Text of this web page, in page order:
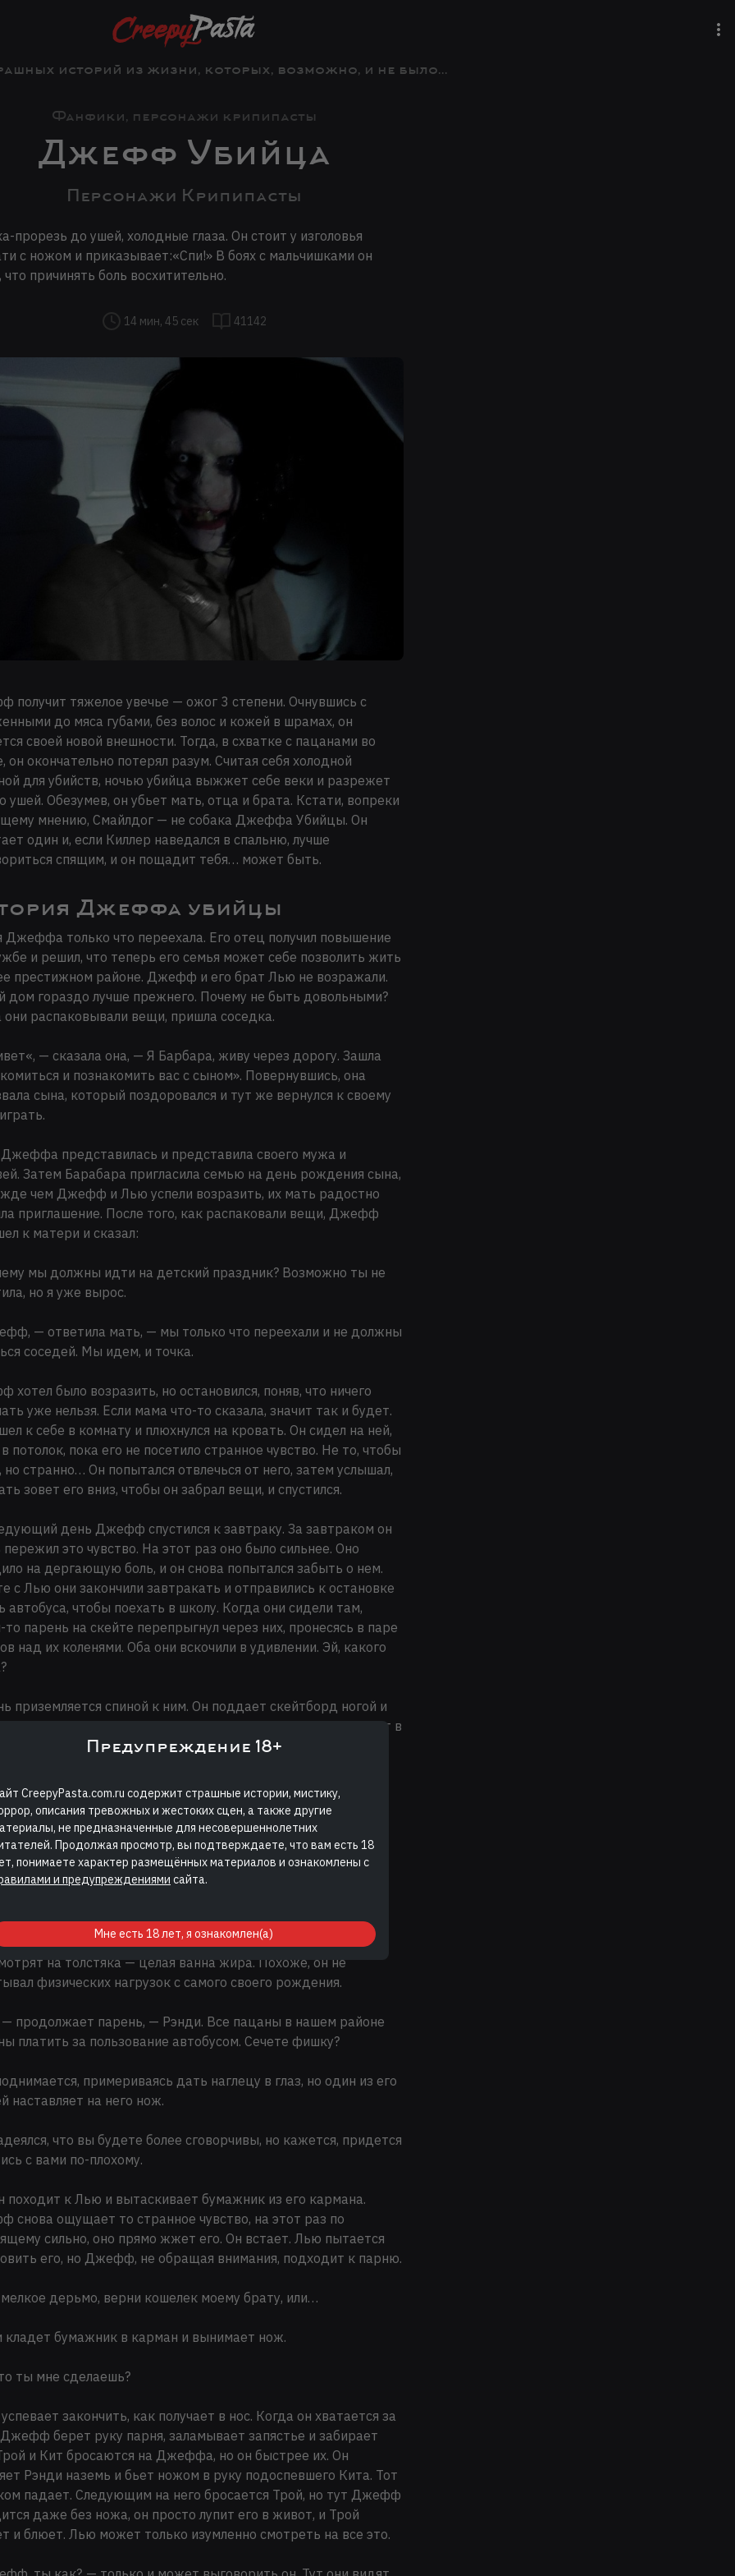
историй из жизни, которых, возможно, и не было...
Фанфики, персонажи крипипасты
Джефф Убийца
Персонажи Крипипасты
прорезь до ушей, холодные глаза. Он стоит у изголовья
с ножом и приказывает:«Спи!» В боях с мальчишками он
что причинять боль восхитительно.
14 мин, 45 сек 41142
получит тяжелое увечье — ожог 3 степени. Очнувшись с
до мяса губами, без волос и кожей в шрамах, он
своей новой внешности. Тогда, в схватке с пацанами во
он окончательно потерял разум. Считая себя холодной
для убийств, ночью убийца выжжет себе веки и разрежет
ушей. Обезумев, он убьет мать, отца и брата. Кстати, вопреки
мнению, Смайлдог — не собака Джеффа Убийцы. Он
один и, если Киллер наведался в спальню, лучше
спящим, и он пощадит тебя… может быть.
Джеффа убийцы
Джеффа только что переехала. Его отец получил повышение
и решил, что теперь его семья может себе позволить жить
престижном районе. Джефф и его брат Лью не возражали.
дом гораздо лучше прежнего. Почему не быть довольными?
они распаковывали вещи, пришла соседка.
— сказала она, — Я Барбара, живу через дорогу. Зашла
и познакомить вас с сыном». Повернувшись, она
сына, который поздоровался и тут же вернулся к своему
представилась и представила своего мужа и
Затем Барабара пригласила семью на день рождения сына,
чем Джефф и Лью успели возразить, их мать радостно
приглашение. После того, как распаковали вещи, Джефф
к матери и сказал:
мы должны идти на детский праздник? Возможно ты не
но я уже вырос.
— ответила мать, — мы только что переехали и не должны
соседей. Мы идем, и точка.
хотел было возразить, но остановился, поняв, что ничего
уже нельзя. Если мама что-то сказала, значит так и будет.
к себе в комнату и плюхнулся на кровать. Он сидел на ней,
в потолок, пока его не посетило странное чувство. Не то, чтобы
но странно… Он попытался отвлечься от него, затем услышал,
зовет его вниз, чтобы он забрал вещи, и спустился.
день Джефф спустился к завтраку. За завтраком он
пережил это чувство. На этот раз оно было сильнее. Оно
на дергающую боль, и он снова попытался забыть о нем.
с Лью они закончили завтракать и отправились к остановке
автобуса, чтобы поехать в школу. Когда они сидели там,
то парень на скейте перепрыгнул через них, пронесясь в паре
над их коленями. Оба они вскочили в удивлении. Эй, какого
приземляется спиной к ним. Он поддает скейтборд ногой и
его. На вид ему двенадцать — на год младше Джеффа. Одет в
и рваные джинсы.
У нас новое мясо!, — заявляет он. Тут же возникают еще
из них неимоверно тощ, второй наоборот огромен.
вы новички здесь, я представлюсь. Это Кит.»
и Лью смотрят на тощего, его лицо настолько вяло и
что кажется будто он под наркотиками.
Трой.
на толстяка — целая ванна жира. Похоже, он не
физических нагрузок с самого своего рождения.
продолжает парень, — Рэнди. Все пацаны в нашем районе
платить за пользование автобусом. Сечете фишку?
примериваясь дать наглецу в глаз, но один из его
наставляет на него нож.
что вы будете более сговорчивы, но кажется, придется
с вами по-плохому.
походит к Лью и вытаскивает бумажник из его кармана.
снова ощущает то странное чувство, на этот раз по
сильно, оно прямо жжет его. Он встает. Лью пытается
его, но Джефф, не обращая внимания, подходит к парню.
дерьмо, верни кошелек моему брату, или…
кладет бумажник в карман и вынимает нож.
ты мне сделаешь?
закончить, как получает в нос. Когда он хватается за
берет руку парня, заламывает запястье и забирает
и Кит бросаются на Джеффа, но он быстрее их. Он
Рэнди наземь и бьет ножом в руку подоспевшего Кита. Тот
падает. Следующим на него бросается Трой, но тут Джефф
даже без ножа, он просто лупит его в живот, и Трой
и блюет. Лью может только изумленно смотреть на все это.
Предупреждение 18+
CreepyPasta.com.ru содержит страшные истории, мистику,
описания тревожных и жестоких сцен, а также другие
не предназначенные для несовершеннолетних
Продолжая просмотр, вы подтверждаете, что вам есть 18
понимаете характер размещённых материалов и ознакомлены с
и предупреждениями сайта.
Мне есть 18 лет, я ознакомлен(а)